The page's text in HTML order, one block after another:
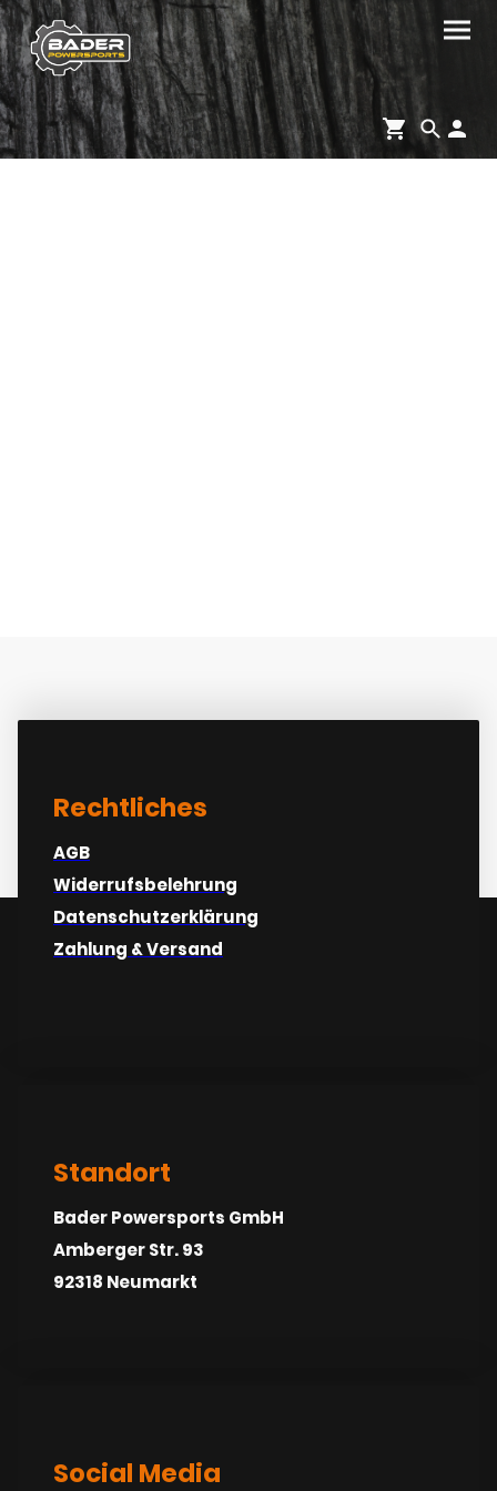
turpis
Rechtliches
AGB
Widerrufsbelehrung
Datenschutzerklärung
Zahlung & Versand
Standort
Bader Powersports GmbH
Amberger Str. 93
92318 Neumarkt
Social Media